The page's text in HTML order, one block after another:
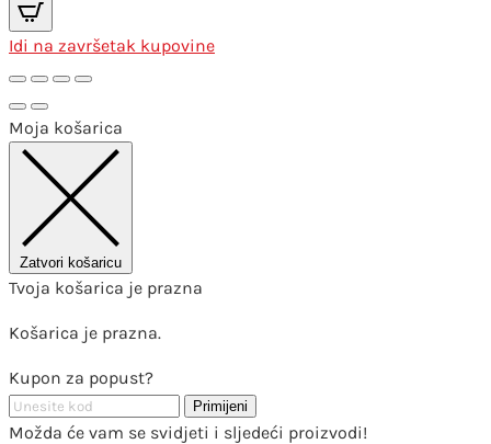
Idi na završetak kupovine
Moja košarica
Zatvori košaricu
Tvoja košarica je prazna
Košarica je prazna.
Kupon za popust?
Primijeni
Možda će vam se svidjeti i sljedeći proizvodi!